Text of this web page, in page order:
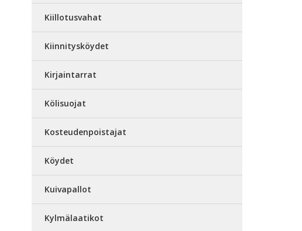
Kiillotusvahat
Kiinnitysköydet
Kirjaintarrat
Kölisuojat
Kosteudenpoistajat
Köydet
Kuivapallot
Kylmälaatikot